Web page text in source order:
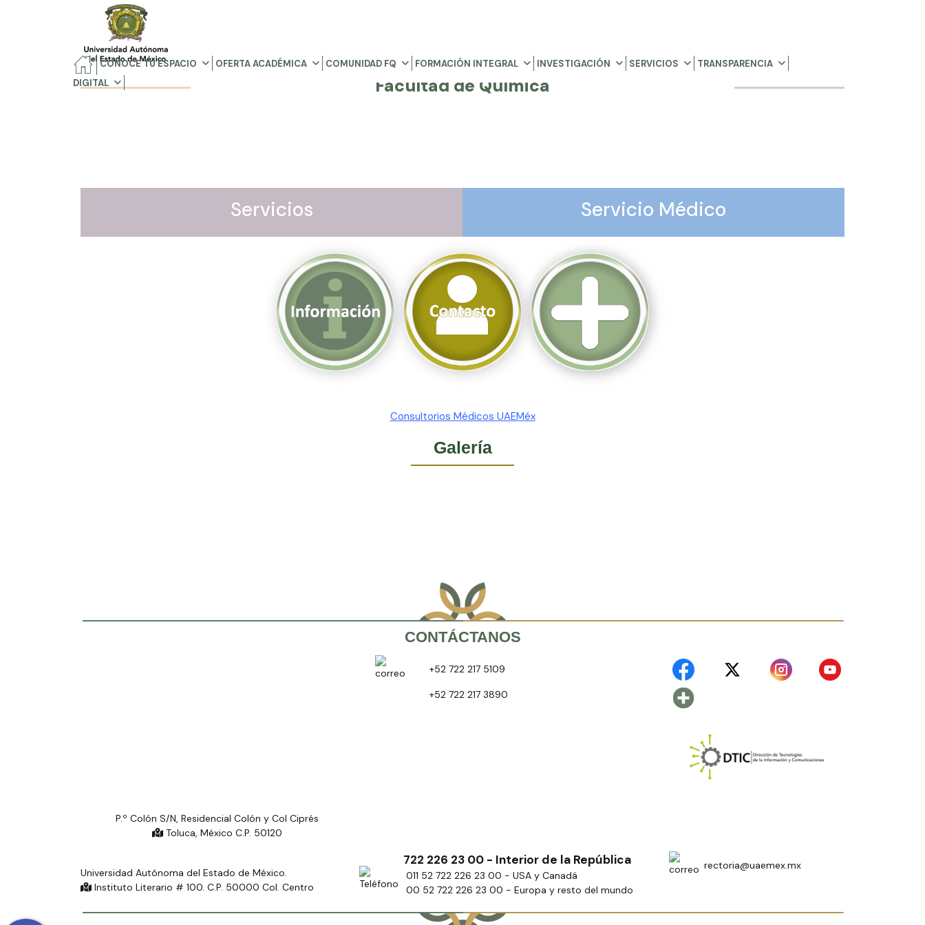
CONOCE TU ESPACIO OFERTA ACADÉMICA COMUNIDAD FQ FORMACIÓN INTEGRAL INVESTIGACIÓN SERVICIOS
TRANSPARENCIA
DIGITAL
Facultad de Química
Servicios Servicio Médico
Consultorios Médicos UAEMéx
Galería
CONTÁCTANOS
P.º Colón S/N, Residencial Colón y Col Ciprés
Toluca, México C.P. 50120
+52 722 217 5109
+52 722 217 3890
Universidad Autónoma del Estado de México.
Instituto Literario # 100. C.P. 50000 Col. Centro
722 226 23 00 - Interior de la República
011 52 722 226 23 00 - USA y Canadá
00 52 722 226 23 00 - Europa y resto del mundo
rectoria@uaemex.mx